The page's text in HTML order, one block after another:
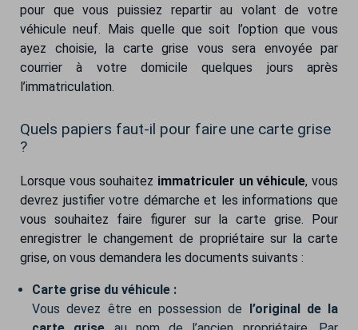
pour que vous puissiez repartir au volant de votre
véhicule neuf. Mais quelle que soit l’option que vous
ayez choisie, la carte grise vous sera envoyée par
courrier à votre domicile quelques jours après
l’immatriculation.
Quels papiers faut-il pour faire une carte grise
?
Lorsque vous souhaitez immatriculer un véhicule, vous
devrez justifier votre démarche et les informations que
vous souhaitez faire figurer sur la carte grise. Pour
enregistrer le changement de propriétaire sur la carte
grise, on vous demandera les documents suivants :
Carte grise du véhicule :
Vous devez être en possession de l’original de la